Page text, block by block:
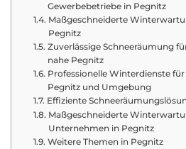
Gewerbebetriebe in Pegnitz
Maßgeschneiderte
Pegnitz
Zuverlässige Schneeräumung
nahe Pegnitz
Professionelle Winterdienste
Pegnitz und Umgebung
Effiziente
Maßgeschneiderte
Unternehmen in Pegnitz
Weitere Themen in Pegnitz